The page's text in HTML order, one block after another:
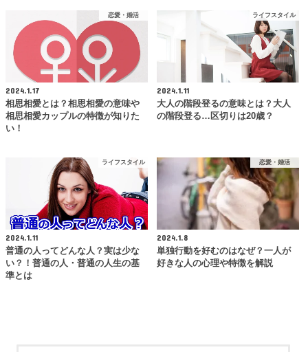
恋愛・婚活
2024.1.17
相思相愛とは？相思相愛の意味や
相思相愛カップルの特徴が知りた
い！
ライフスタイル
2024.1.11
大人の階段登るの意味とは？大人
の階段登る…区切りは20歳？
ライフスタイル
2024.1.11
普通の人ってどんな人？実は少な
い？！普通の人・普通の人生の基
準とは
恋愛・婚活
2024.1.8
単独行動を好むのはなぜ？一人が
好きな人の心理や特徴を解説